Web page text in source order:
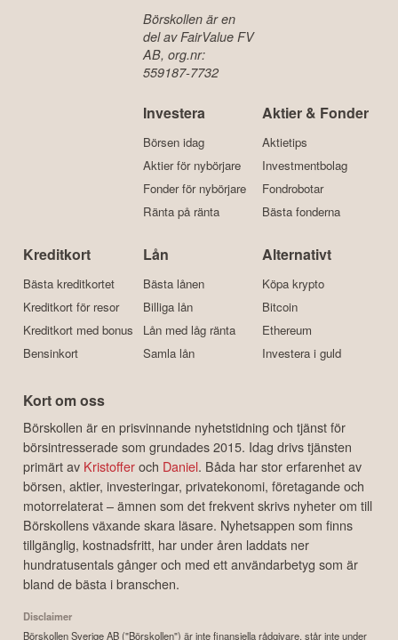
Börskollen är en
del av FairValue FV
AB, org.nr:
559187-7732
Investera
Börsen idag
Aktier för nybörjare
Fonder för nybörjare
Ränta på ränta
Aktier & Fonder
Aktietips
Investmentbolag
Fondrobotar
Bästa fonderna
Kreditkort
Bästa kreditkortet
Kreditkort för resor
Kreditkort med bonus
Bensinkort
Lån
Bästa lånen
Billiga lån
Lån med låg ränta
Samla lån
Alternativt
Köpa krypto
Bitcoin
Ethereum
Investera i guld
Kort om oss
Börskollen är en prisvinnande nyhetstidning och tjänst för
börsintresserade som grundades 2015. Idag drivs tjänsten
primärt av Kristofferoch Daniel. Båda har stor erfarenhet av
börsen, aktier, investeringar, privatekonomi, företagande och
motorrelaterat – ämnen som det frekvent skrivs nyheter om till
Börskollens växande skara läsare. Nyhetsappen som finns
tillgänglig, kostnadsfritt, har under åren laddats ner
hundratusentals gånger och med ett användarbetyg som är
bland de bästa i branschen.
Disclaimer
Börskollen Sverige AB ("Börskollen") är inte finansiella rådgivare, står inte under